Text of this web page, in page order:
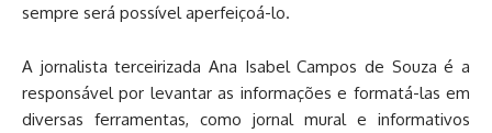
sempre será possível aperfeiçoá-lo.
A jornalista terceirizada Ana Isabel Campos de Souza é a
responsável por levantar as informações e formatá-las em
diversas ferramentas, como jornal mural e informativos